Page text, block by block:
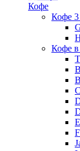
Кофе
Кофе 3
Кофе в